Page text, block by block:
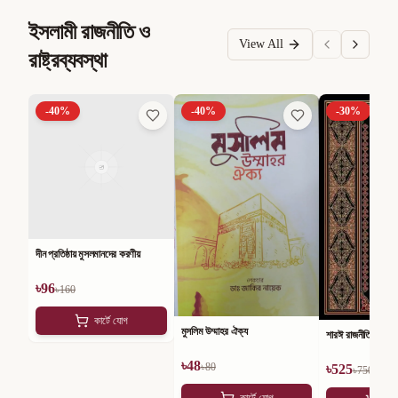
ইসলামী রাজনীতি ও
রাষ্ট্রব্যবস্থা
View All
-40%
দীন প্রতিষ্ঠায় মুসলমানদের করণীয়
৳96৳160
কার্টে যোগ
-40%
মুসলিম উম্মাহর ঐক্য
৳48৳80
-30%
শারঈ রাজনীতি
৳525৳750